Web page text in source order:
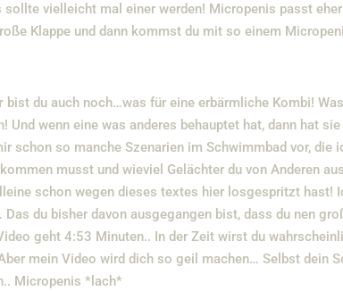
sollte vielleicht mal einer werden! Micropenis passt
Klappe und dann kommst du mit so einem
bist du auch noch…was für eine erbärmliche Kombi!
wenn eine was anderes behauptet hat, dann hat
schon so manche Szenarien im Schwimmbad vor,
musst und wieviel Gelächter du von Anderen
schon wegen dieses textes hier losgespritzt hast!
du bisher davon ausgegangen bist, dass du nen
geht 4:53 Minuten.. In der Zeit wirst du
mein Video wird dich so geil machen… Selbst dein
Micropenis *lach*